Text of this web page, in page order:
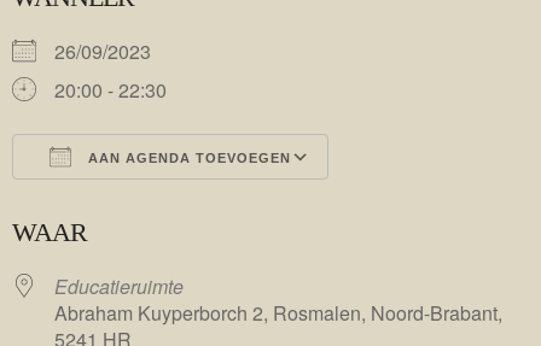
26/09/2023
20:00 - 22:30
AAN AGENDA TOEVOEGEN
WAAR
Educatieruimte
Abraham Kuyperborch 2, Rosmalen, Noord-Brabant,
5241 HR